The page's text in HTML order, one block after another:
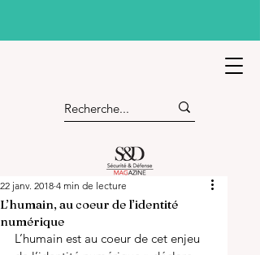
L’humain, au coeur de l’identité
numérique
22 janv. 2018 4 min de lecture
L’humain est au coeur de cet enjeu